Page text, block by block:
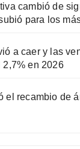
cambió de
para los
a caer y las
2,7% en 2026
el recambio de